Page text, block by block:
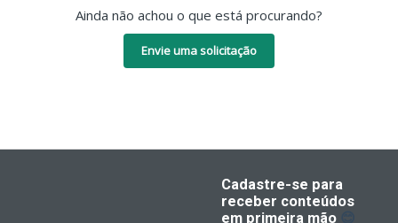
Ainda não achou o que está procurando?
Envie uma solicitação